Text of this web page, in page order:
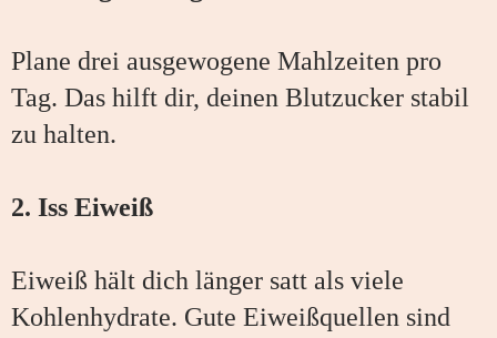
Plane drei ausgewogene Mahlzeiten pro
Tag. Das hilft dir, deinen Blutzucker stabil
zu halten.
2. Iss Eiweiß
Eiweiß hält dich länger satt als viele
Kohlenhydrate. Gute Eiweißquellen sind